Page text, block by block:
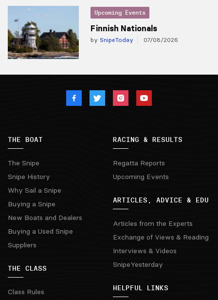
Upcoming Events
Finnish Nationals
by SnipeToday 07/08/2026
THE BOAT
The Snipe
Snipe History
Why Sail a Snipe
Buying a Snipe
New Boats and Dealers
Buying a Used Snipe
Suppliers
THE CLASS
Class Rules
RACING & RESULTS
Regatta Reports
Upcoming Events
ARTICLES, ADVICE & EDU
Articles from the Experts
Exchange of Views & Reading
Interviews & Videos
SnipeYesterday
HELPFUL LINKS